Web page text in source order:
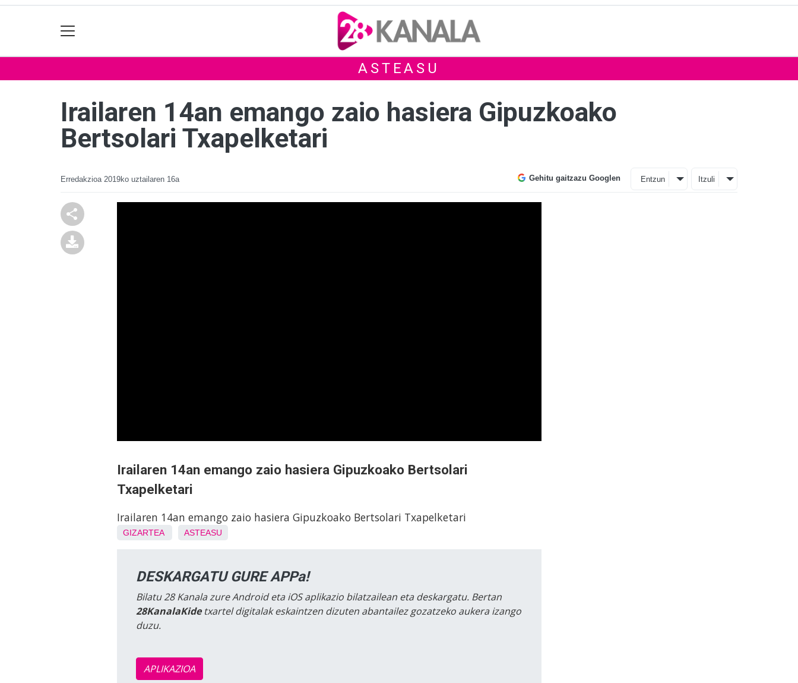
ASTEASU
Irailaren 14an emango zaio hasiera Gipuzkoako
Bertsolari Txapelketari
Erredakzioa 2019ko uztailaren 16a Gehitu gaitzazu Googlen Entzun Itzuli
Irailaren 14an emango zaio hasiera Gipuzkoako Bertsolari
Txapelketari
Irailaren 14an emango zaio hasiera Gipuzkoako Bertsolari Txapelketari
GIZARTEA ASTEASU
DESKARGATU GURE APPa!
Bilatu 28 Kanala zure Android eta iOS aplikazio bilatzailean eta deskargatu. Bertan
28KanalaKidetxartel digitalak eskaintzen dizuten abantailez gozatzeko aukera izango
duzu.
APLIKAZIOA